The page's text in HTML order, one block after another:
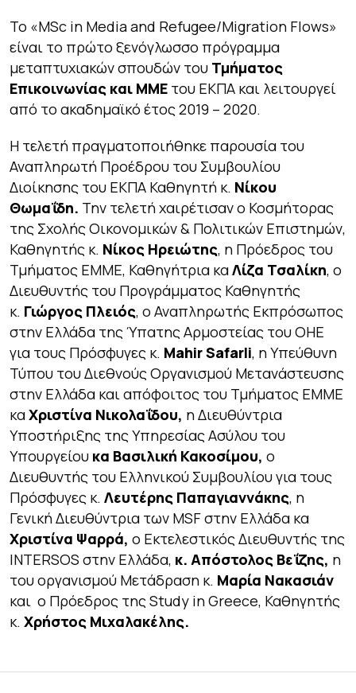
Το «MSc in Mediaand Refugee/Migration Flows»
είναι το πρώτο ξενόγλωσσο πρόγραμμα
μεταπτυχιακών σπουδών του Τμήματος
Επικοινωνίας και ΜΜΕ του ΕΚΠΑ και λειτουργεί
από το ακαδημαϊκό έτος 2019 – 2020.
Η τελετή πραγματοποιήθηκε παρουσία του
Αναπληρωτή Προέδρου του Συμβουλίου
Διοίκησης του ΕΚΠΑ Καθηγητή κ. Νίκου
Θωμαΐδη. Την τελετή χαιρέτισαν ο Κοσμήτορας
της Σχολής Οικονομικών & Πολιτικών Επιστημών,
Καθηγητής κ. Νίκος Ηρειώτης, η Πρόεδρος του
Τμήματος ΕΜΜΕ, Καθηγήτρια καΛίζα Τσαλίκη, ο
Διευθυντής του Προγράμματος Καθηγητής
κ. Γιώργος Πλειός, ο Αναπληρωτής Εκπρόσωπος
στην Ελλάδα της Ύπατης Αρμοστείας του ΟΗΕ
για τους Πρόσφυγες κ. MahirSafarli, η Υπεύθυνη
Τύπου του Διεθνούς Οργανισμού Μετανάστευσης
στην Ελλάδα και απόφοιτος του Τμήματος ΕΜΜΕ
καΧριστίνα Νικολαΐδου, η Διευθύντρια
Υποστήριξης της Υπηρεσίας Ασύλου του
Υπουργείου κα Βασιλική Κακοσίμου, ο
Διευθυντής του Ελληνικού Συμβουλίου για τους
Πρόσφυγες κ. Λευτέρης Παπαγιαννάκης, η
Γενική Διευθύντρια των MSF στην Ελλάδα κα
Χριστίνα Ψαρρά, ο Εκτελεστικός Διευθυντής της
INTERSOS στην Ελλάδα, κ. Απόστολος Βεΐζης, η
του οργανισμού Μετάδραση κ. Μαρία Νακασιάν
και ο Πρόεδρος της Study in Greece, Καθηγητής
κ. Χρήστος Μιχαλακέλης.